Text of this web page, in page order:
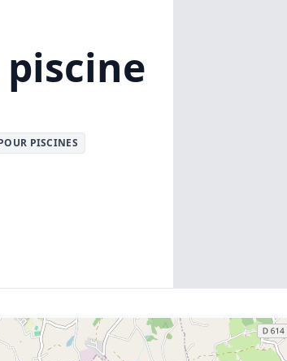
PISCINES